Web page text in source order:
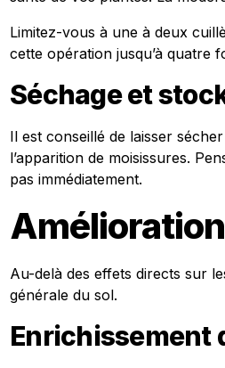
Limitez-vous à une à deux
cette opération jusqu’à quatre
Séchage et
Il est conseillé de laisser
l’apparition de moisissures.
pas immédiatement.
Au-delà des effets directs sur
générale du sol.
Enrichissement